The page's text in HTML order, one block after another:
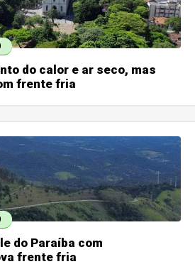
do calor e ar seco, mas
frente fria
do Paraíba com
frente fria